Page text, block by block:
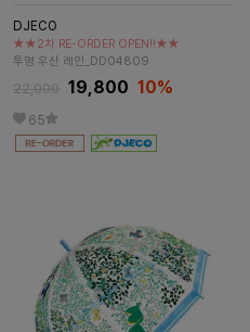
DJECO
★★2차 RE-ORDER OPEN!!★★
투명 우산 레인_DD04809
22,000 19,800 10%
65